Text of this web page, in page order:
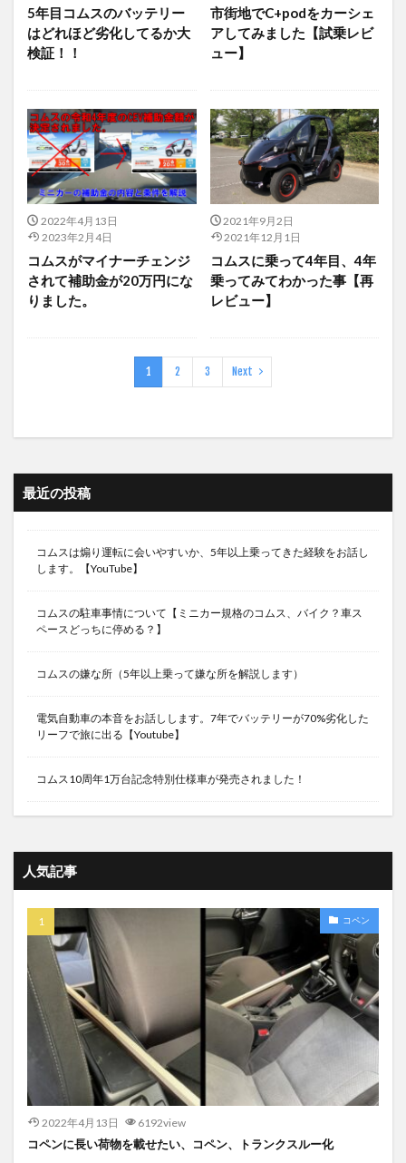
5年目コムスのバッテリー
はどれほど劣化してるか大
検証！！
市街地でC+podをカーシェ
アしてみました【試乗レビ
ュー】
2022年4月13日
2023年2月4日
コムスがマイナーチェンジ
されて補助金が20万円にな
りました。
2021年9月2日
2021年12月1日
コムスに乗って4年目、4年
乗ってみてわかった事【再
レビュー】
1 2 3 Next
最近の投稿
コムスは煽り運転に会いやすいか、5年以上乗ってきた経験をお話し
します。【YouTube】
コムスの駐車事情について【ミニカー規格のコムス、バイク？車ス
ペースどっちに停める？】
コムスの嫌な所（5年以上乗って嫌な所を解説します）
電気自動車の本音をお話しします。7年でバッテリーが70%劣化した
リーフで旅に出る【Youtube】
コムス10周年1万台記念特別仕様車が発売されました！
人気記事
コペン
2022年4月13日 6192view
コペンに長い荷物を載せたい、コペン、トランクスルー化